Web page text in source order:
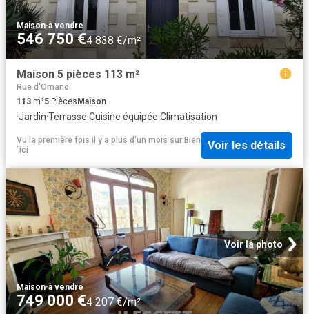
Maison·à vendre
546 750 €4 838 €/m²
Maison 5 pièces 113 m²
Rue d'Ornano
113 m²5 Pièces Maison
·Jardin·Terrasse·Cuisine équipée·Climatisation
Vu la première fois il y a plus d'un mois sur Bien
´ici
Voir les détails
Voir la photo
Maison·à vendre
749 000 €4 207 €/m²